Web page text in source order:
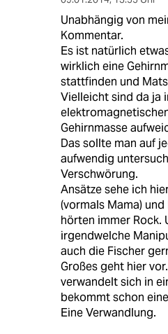
Unabhängig von
Kommentar.
Es ist natürlich
wirklich eine
stattfinden und
Vielleicht sind da ja
Gehirnmasse
Das sollte man auf
aufwendig
Verschwörung.
Ansätze sehe ich
(vormals Mama)
hörten immer Rock.
irgendwelche
auch die Fischer
Großes geht hier
verwandelt sich in
bekommt schon
Eine Verwandlung.